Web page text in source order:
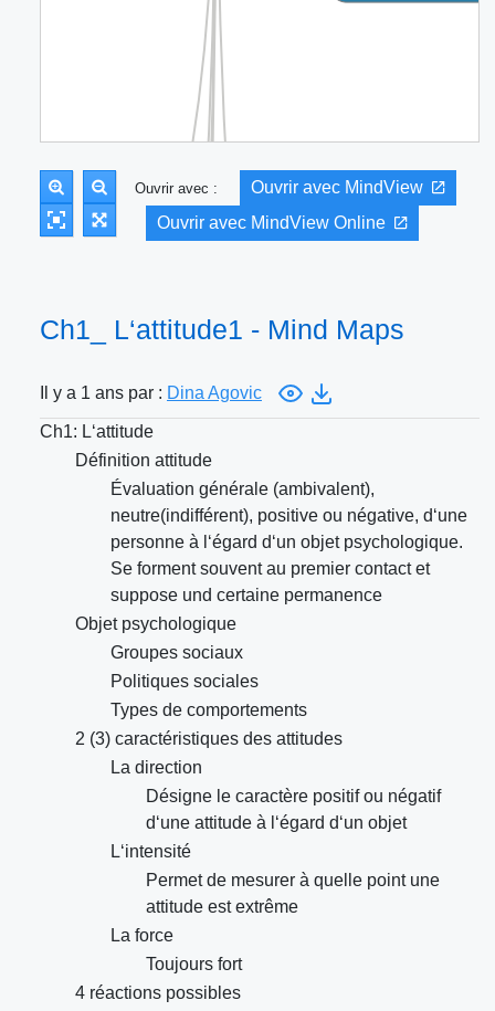
Ouvrir avec :
Ouvrir avec MindView
Ouvrir avec MindView Online
Ch1_ L‘attitude1 - Mind Maps
Il y a 1 ans par : Dina Agovic
Ch1: L‘attitude
Définition attitude
Évaluation générale (ambivalent),
neutre(indifférent), positive ou négative, d‘une
personne à l‘égard d‘un objet psychologique.
Se forment souvent au premier contact et
suppose und certaine permanence
Objet psychologique
Groupes sociaux
Politiques sociales
Types de comportements
2 (3) caractéristiques des attitudes
La direction
Désigne le caractère positif ou négatif
d‘une attitude à l‘égard d‘un objet
L‘intensité
Permet de mesurer à quelle point une
attitude est extrême
La force
Toujours fort
4 réactions possibles